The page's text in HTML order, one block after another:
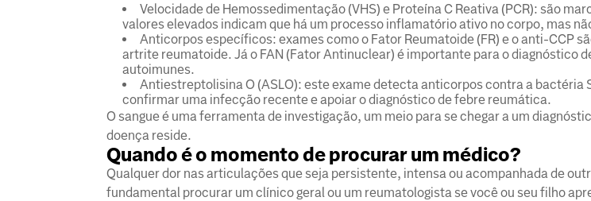
Velocidade de Hemossedimentação (VHS) e Proteína C Reativa (PCR): são
valores elevados indicam que há um processo inflamatório ativo no corpo, mas
Anticorpos específicos: exames como o Fator Reumatoide (FR) e o anti-CCP
artrite reumatoide. Já o FAN (Fator Antinuclear) é importante para o diagnóstico
autoimunes.
Antiestreptolisina O (ASLO): este exame detecta anticorpos contra a bactéria
confirmar uma infecção recente e apoiar o diagnóstico de febre reumática.
O sangue é uma ferramenta de investigação, um meio para se chegar a um
doença reside.
Quando é o momento de procurar um médico?
Qualquer dor nas articulações que seja persistente, intensa ou acompanhada de
fundamental procurar um clínico geral ou um reumatologista se você ou seu filho